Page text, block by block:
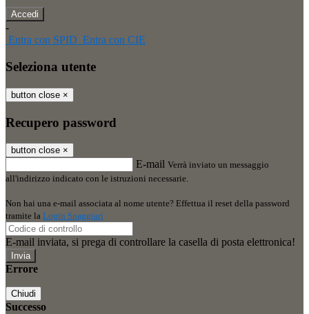
-
Entra con SPID Entra con CIE
Seleziona utente
button close ×
Recupero password
button close ×
E-mail Verrà inviato un messaggio
all'indirizzo indicato con le istruzioni necessarie.
Non hai una e-mail associata al nome utente? Effettua il reset della password
tramite la Login Spaggiari
E-mail inviata, si prega di controllare la casella di posta elettronica!
Errore
Chiudi
Successo